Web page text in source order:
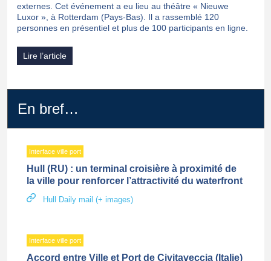
externes. Cet événement a eu lieu au théâtre « Nieuwe
Luxor », à Rotterdam (Pays-Bas). Il a rassemblé 120
personnes en présentiel et plus de 100 participants en ligne.
Lire l’article
En bref…
Interface ville port
Hull (RU) : un terminal croisière à proximité de
la ville pour renforcer l’attractivité du waterfront
Hull Daily mail (+ images)
Interface ville port
Accord entre Ville et Port de Civitaveccia (Italie)